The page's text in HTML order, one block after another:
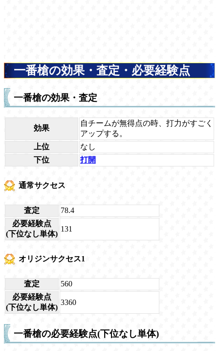
一番槍の効果・査定・必要経験点
一番槍の効果・査定
効果
自チームが無得点の時、打力がすごく
アップする。
上位
なし
下位
打開
通常サクセス
査定
78.4
必要経験点
(下位なし単体)
131
オリジンサクセス1
査定
560
必要経験点
(下位なし単体)
3360
一番槍の必要経験点(下位なし単体)